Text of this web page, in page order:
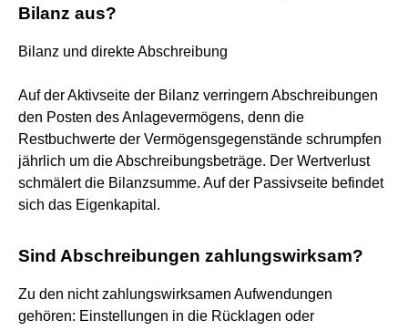
Bilanz aus?
Bilanz und direkte Abschreibung
Auf der Aktivseite der Bilanz verringern Abschreibungen
den Posten des Anlagevermögens, denn die
Restbuchwerte der Vermögensgegenstände schrumpfen
jährlich um die Abschreibungsbeträge. Der Wertverlust
schmälert die Bilanzsumme. Auf der Passivseite befindet
sich das Eigenkapital.
Sind Abschreibungen zahlungswirksam?
Zu den nicht zahlungswirksamen Aufwendungen
gehören: Einstellungen in die Rücklagen oder